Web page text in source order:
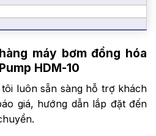
máy bơm đồng hóa
HDM-10
luôn sẵn sàng hỗ trợ khách
giá, hướng dẫn lắp đặt đến